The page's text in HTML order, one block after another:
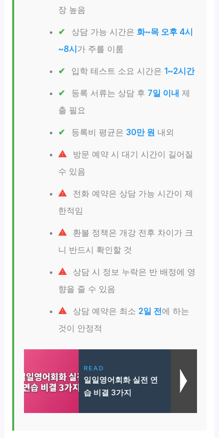
장 높음
상담 가능 시간은 화~목 오후 4시
~8시 가 주를 이룸
입학 테스트 소요 시간은 1~2시간
등록 서류는 상담 후 7일 이내 제
출 필요
등록비 평균은 30만 원 내외
방문 예약 시 대기 시간이 길어질
수 있음
전화 예약은 상담 가능 시간이 제
한적임
환불 정책은 개강 전후 차이가 크
니 반드시 확인할 것
상담 시 정보 누락은 반 배정에 영
향을 줄 수 있음
상담 예약은 최소 2일 전에 하는
것이 안정적
READ
일일영어회화 실전 연
습 비결 3가지